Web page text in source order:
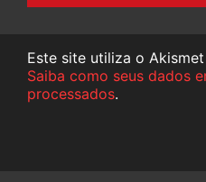
Este site utiliza o
Saiba como seus dados
processados.